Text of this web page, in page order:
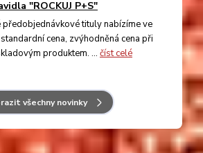
"ROCKUJ P+S"
předobjednávkové tituly nabízíme ve
cena, zvýhodněná cena při
produktem. ... číst celé
všechny novinky